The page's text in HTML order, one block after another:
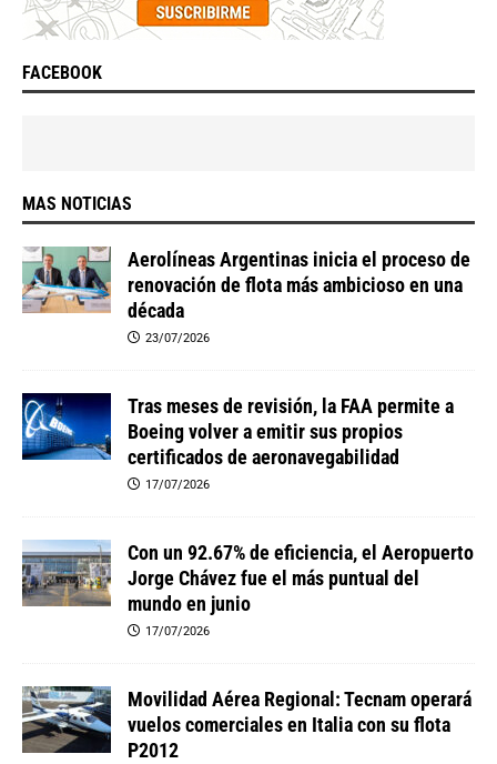
FACEBOOK
MAS NOTICIAS
Aerolíneas Argentinas inicia el proceso de
renovación de flota más ambicioso en una
década
23/07/2026
Tras meses de revisión, la FAA permite a
Boeing volver a emitir sus propios
certificados de aeronavegabilidad
17/07/2026
Con un 92.67% de eficiencia, el Aeropuerto
Jorge Chávez fue el más puntual del
mundo en junio
17/07/2026
Movilidad Aérea Regional: Tecnam operará
vuelos comerciales en Italia con su flota
P2012